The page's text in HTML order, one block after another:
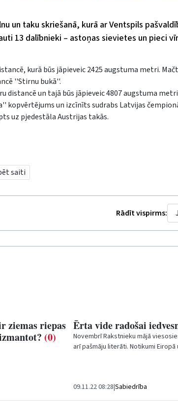
un taku skriešanā, kurā ar Ventspils
13 dalībnieki – astoņas sievietes un pieci
kurā būs jāpieveic 2425 augstuma metri.
''Stirnu bukā''.
un tajā būs jāpieveic 4807 augstuma
kopvērtējums un izcīnīts sudrabs Latvijas
uz pjedestāla Austrijas takās.
saiti
Rādīt vispirms:
ziemas riepas
(0)
Ērta vide radošai
Novembrī Rakstnieku mājā
arī pašmāju literāti. Notikumi Eiropā
09.11.22 08:28|Sabiedrība